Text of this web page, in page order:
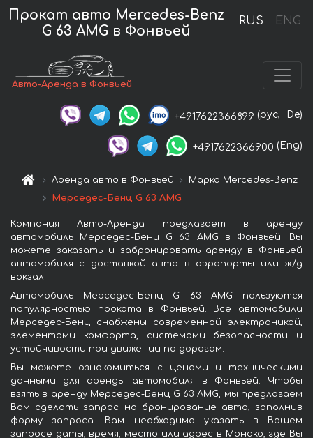
RUS ENG
Прокат авто Mercedes-Benz
G 63 AMG в Фонвьей
Авто-Аренда в Фонвьей
+4917622366899 (рус, De)
+4917622366900 (Eng)
Аренда авто в Фонвьей
Марка Mercedes-Benz
Мерседес-Бенц G 63 AMG
Компания Авто-Аренда предлагает в аренду
автомобиль Мерседес-Бенц G 63 AMG в Фонвьей. Вы
можете заказать и забронировать аренду в Фонвьей
автомобиля с доставкой авто в аэропорты или ж/д
вокзал.
Автомобиль Мерседес-Бенц G 63 AMG пользуются
популярностью проката в Фонвьей. Все автомобили
Мерседес-Бенц снабжены современной электроникой,
элементами комфорта, системами безопасности и
устойчивости при движении по дорогам.
Вы можете ознакомиться с ценами и техническими
данными для аренды автомобиля в Фонвьей. Чтобы
взять в аренду Мерседес-Бенц G 63 AMG, мы предлагаем
Вам сделать запрос на бронирование авто, заполнив
форму запроса. Вам необходимо указать в Вашем
запросе даты, время, место или адрес в Монако, где Вы